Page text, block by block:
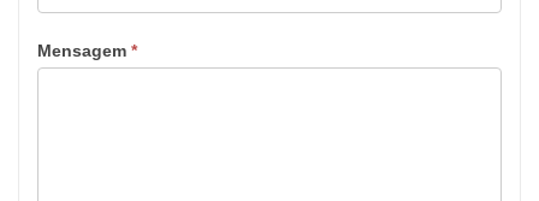
Mensagem *